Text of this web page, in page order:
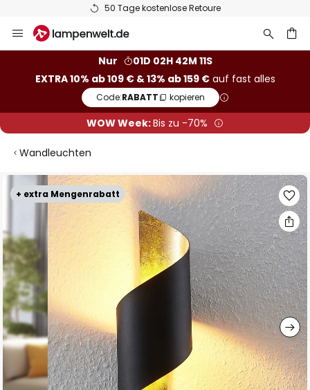
50 Tage kostenlose Retoure
Inhalt
Nur
01D 02H 42M 11S
EXTRA 10% ab 109 € & 13% ab 159 €auf fast alles
Code:RABATT kopieren
WOW Week:Bis zu -70%
Wandleuchten
+ extra Mengenrabatt
Ende
Bildgalerie
springen